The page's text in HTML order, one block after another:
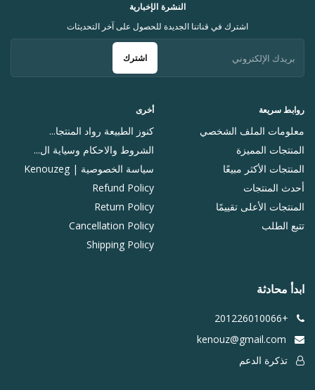
روابط سريعة
معلومات الملف الشخصي
المنتجات المميزة
المنتجات الأكثر مبيعًا
أحدث المنتجات
المنتجات الأعلى تقييمًا
تتبع الطلب
أخرى
كنوز الطبيعة رواد المنتجا...
الشروط والاحكام وسياية ال...
سياسة الخصوصية | Kenouzeg
Refund Policy
Return Policy
Cancellation Policy
Shipping Policy
النشرة الإخبارية
اشترك في قناتنا الجديدة للحصول على آخر التحديثات
اشترك
ابدأ محادثة
+201226010066
تذكرة الدعم